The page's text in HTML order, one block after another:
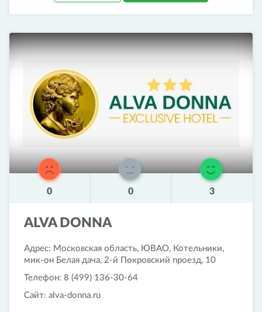
0 0 3
ALVA DONNA
Адрес: Московская область, ЮВАО, Котельники,
мик-он Белая дача, 2-й Покровский проезд, 10
Телефон: 8 (499) 136-30-64
Сайт: alva-donna.ru